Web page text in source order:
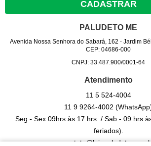
CADASTRAR
PALUDETO ME
Avenida Nossa Senhora do Sabará, 162 - Jardim
CEP: 04686-000
CNPJ: 33.487.900/0001-64
Atendimento
11 5524-4004
11 9 9264-4002
Seg - Sex 09hrs às 17 hrs. / Sab - 09 hrs
feriados).